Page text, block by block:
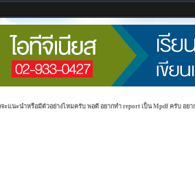
ะแนะนำหรือมีตัวอย่างไหมครับ พอดี อยากทำ report เป็น Mpdf ครับ อ